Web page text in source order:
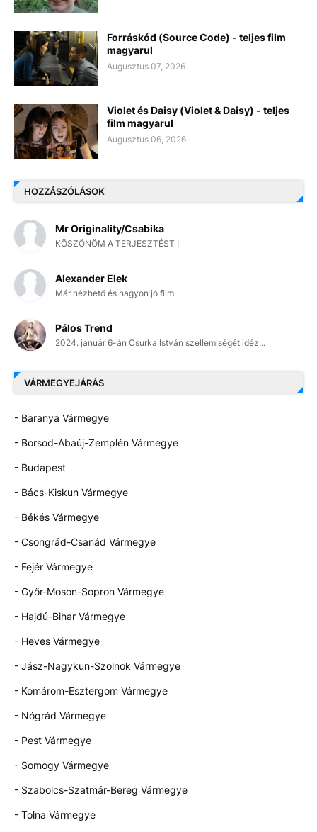
Forráskód (Source Code) - teljes film
magyarul
Augusztus 07, 2026
Violet és Daisy (Violet & Daisy) - teljes
film magyarul
Augusztus 06, 2026
HOZZÁSZÓLÁSOK
Mr Originality/Csabika
KÖSZÖNÖM A TERJESZTÉST !
Alexander Elek
Már nézhető és nagyon jó film.
Pálos Trend
2024. január 6-án Csurka István szellemiségét idéz...
VÁRMEGYEJÁRÁS
- Baranya Vármegye
- Borsod-Abaúj-Zemplén Vármegye
- Budapest
- Bács-Kiskun Vármegye
- Békés Vármegye
- Csongrád-Csanád Vármegye
- Fejér Vármegye
- Győr-Moson-Sopron Vármegye
- Hajdú-Bihar Vármegye
- Heves Vármegye
- Jász-Nagykun-Szolnok Vármegye
- Komárom-Esztergom Vármegye
- Nógrád Vármegye
- Pest Vármegye
- Somogy Vármegye
- Szabolcs-Szatmár-Bereg Vármegye
- Tolna Vármegye